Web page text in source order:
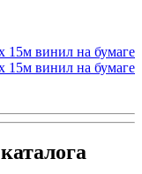
15м винил на бумаге
15м винил на бумаге